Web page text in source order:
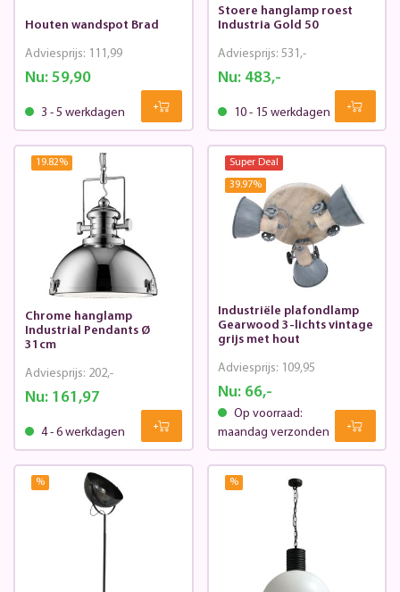
Houten wandspot Brad
Nu:59,90
Adviesprijs: 111,99
3 - 5 werkdagen
Stoere hanglamp roest
Industria Gold 50
Nu: 483,-
Adviesprijs: 531,-
10 - 15 werkdagen
19.82%
Chrome hanglamp
Industrial Pendants Ø
31cm
Nu:161,97
Adviesprijs: 202,-
4 - 6 werkdagen
Super Deal
39.97%
Industriële plafondlamp
Gearwood 3-lichts vintage
grijs met hout
Nu: 66,-
Adviesprijs: 109,95
Op voorraad:
maandag verzonden
% %